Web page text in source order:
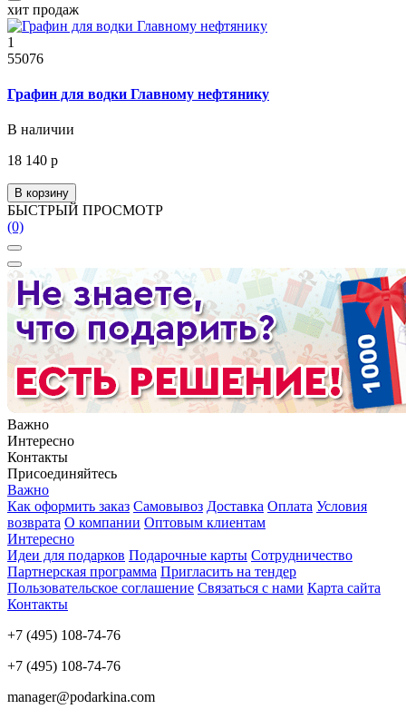
хит продаж
1
55076
Графин для водки Главному нефтянику
В наличии
18 140 р
В корзину
БЫСТРЫЙ ПРОСМОТР
(0)
Важно
Интересно
Контакты
Присоединяйтесь
Важно
Как оформить заказ Самовывоз Доставка Оплата Условия
возврата О компании Оптовым клиентам
Интересно
Идеи для подарков Подарочные карты Сотрудничество
Партнерская программа Пригласить на тендер
Пользовательское соглашение Связаться с нами Карта сайта
Контакты
+7 (495) 108-74-76
+7 (495) 108-74-76
manager@podarkina.com